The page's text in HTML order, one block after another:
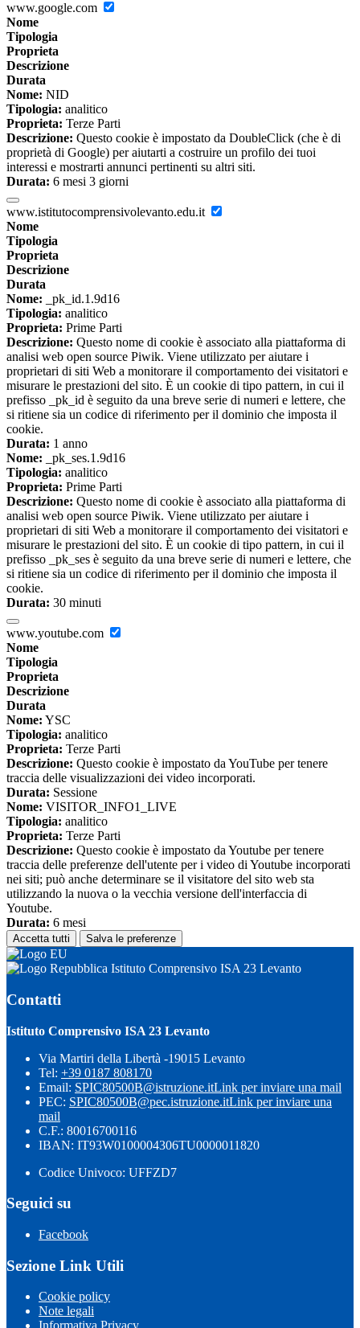
www.google.com
Nome
Tipologia
Proprieta
Descrizione
Durata
Nome: NID
Tipologia: analitico
Proprieta: Terze Parti
Descrizione: Questo cookie è impostato da DoubleClick (che è di
proprietà di Google) per aiutarti a costruire un profilo dei tuoi
interessi e mostrarti annunci pertinenti su altri siti.
Durata: 6 mesi 3 giorni
www.istitutocomprensivolevanto.edu.it
Nome
Tipologia
Proprieta
Descrizione
Durata
Nome: _pk_id.1.9d16
Tipologia: analitico
Proprieta: Prime Parti
Descrizione: Questo nome di cookie è associato alla piattaforma di
analisi web open source Piwik. Viene utilizzato per aiutare i
proprietari di siti Web a monitorare il comportamento dei visitatori e
misurare le prestazioni del sito. È un cookie di tipo pattern, in cui il
prefisso _pk_id è seguito da una breve serie di numeri e lettere, che
si ritiene sia un codice di riferimento per il dominio che imposta il
cookie.
Durata: 1 anno
Nome: _pk_ses.1.9d16
Tipologia: analitico
Proprieta: Prime Parti
Descrizione: Questo nome di cookie è associato alla piattaforma di
analisi web open source Piwik. Viene utilizzato per aiutare i
proprietari di siti Web a monitorare il comportamento dei visitatori e
misurare le prestazioni del sito. È un cookie di tipo pattern, in cui il
prefisso _pk_ses è seguito da una breve serie di numeri e lettere, che
si ritiene sia un codice di riferimento per il dominio che imposta il
cookie.
Durata: 30 minuti
www.youtube.com
Nome
Tipologia
Proprieta
Descrizione
Durata
Nome: YSC
Tipologia: analitico
Proprieta: Terze Parti
Descrizione: Questo cookie è impostato da YouTube per tenere
traccia delle visualizzazioni dei video incorporati.
Durata: Sessione
Nome: VISITOR_INFO1_LIVE
Tipologia: analitico
Proprieta: Terze Parti
Descrizione: Questo cookie è impostato da Youtube per tenere
traccia delle preferenze dell'utente per i video di Youtube incorporati
nei siti; può anche determinare se il visitatore del sito web sta
utilizzando la nuova o la vecchia versione dell'interfaccia di
Youtube.
Durata: 6 mesi
Accetta tutti Salva le preferenze
Istituto Comprensivo ISA 23 Levanto
Contatti
Istituto Comprensivo ISA 23 Levanto
Via Martiri della Libertà -19015 Levanto
Tel: +39 0187 808170
Email: SPIC80500B@istruzione.itLink per inviare una mail
PEC: SPIC80500B@pec.istruzione.itLink per inviare una
mail
C.F.: 80016700116
IBAN: IT93W0100004306TU0000011820
Codice Univoco: UFFZD7
Seguici su
Facebook
Sezione Link Utili
Cookie policy
Note legali